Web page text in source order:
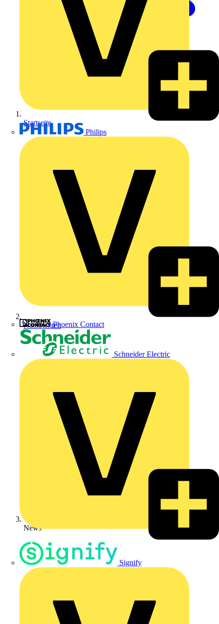
Philips
Phoenix Contact
Schneider Electric
Signify
Startseite
Nachrichten
News